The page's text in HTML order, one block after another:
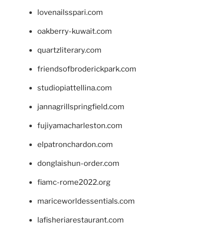
lovenailsspari.com
oakberry-kuwait.com
quartzliterary.com
friendsofbroderickpark.com
studiopiattellina.com
jannagrillspringfield.com
fujiyamacharleston.com
elpatronchardon.com
donglaishun-order.com
fiamc-rome2022.org
mariceworldessentials.com
lafisheriarestaurant.com